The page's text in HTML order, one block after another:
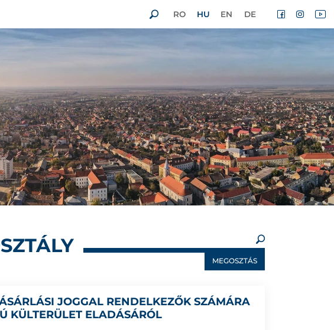
RO HU EN DE
MEGOSZTÁS
JOGGAL RENDELKEZŐK SZÁMÁRA
KÜLTERÜLET ELADÁSÁRÓL